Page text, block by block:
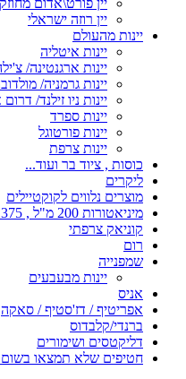
יין רוזה ישראלי
יינות מהעולם
יינות איטליה
יינות ארגנטינה/
יינות גרמניה/
יינות ניו זילנד/
יינות ספרד
יינות פורטוגל
יינות צרפת
כוסות , ציוד בר ועוד...
ליקרים
מוצרים נלווים לקוקטיילים
מיניאטורות 200 מ"ל , 375 מ"ל , 500 מ"ל
קוניאק צרפתי
רום
שמפנייה
יינות מבעבעים
אניס
אפריטיף / דז'סטיף / סאקה
ברנדי/קלבדוס
דליקטסים ושימורים
חטיפים שלא תמצאו